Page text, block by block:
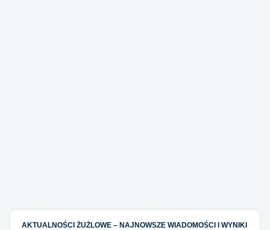
AKTUALNOŚCI ŻUŻLOWE – NAJNOWSZE WIADOMOŚCI I WYNIKI